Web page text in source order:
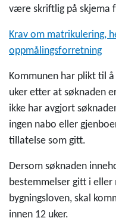
være skriftlig på skjema
Krav om matrikulering,
oppmålingsforretning
Kommunen har plikt til
uker etter at søknaden
ikke har avgjort
ingen nabo eller
tillatelse som gitt.
Dersom søknaden
bestemmelser gitt i
bygningsloven, skal
innen 12 uker.